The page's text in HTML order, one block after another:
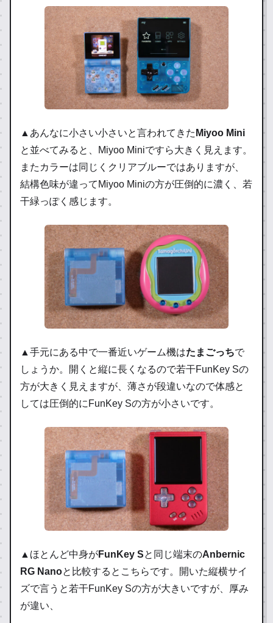
▲あんなに小さい小さいと言われてきた Miyoo Mini
と並べてみると、Miyoo Miniですら大きく見えます。
またカラーは同じくクリアブルーではありますが、
結構色味が違ってMiyoo Miniの方が圧倒的に濃く、若
干緑っぽく感じます。
▲手元にある中で一番近いゲーム機はたまごっちで
しょうか。開くと縦に長くなるので若干FunKey Sの
方が大きく見えますが、薄さが段違いなので体感と
しては圧倒的にFunKey Sの方が小さいです。
▲ほとんど中身がFunKey Sと同じ端末のAnbernic
RG Nanoと比較するとこちらです。開いた縦横サイ
ズで言うと若干FunKey Sの方が大きいですが、厚み
が違い、